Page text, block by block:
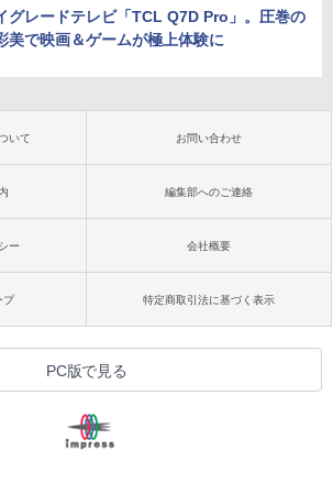
グレードテレビ「TCL Q7D Pro」。圧巻の
美で映画＆ゲームが極上体験に
いて お問い合わせ
編集部へのご連絡
ー 会社概要
プ 特定商取引法に基づく表示
PC版で見る